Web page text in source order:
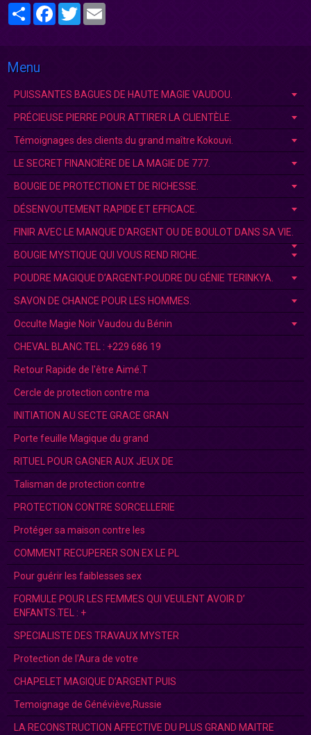
PartagerFacebook
Twitter
Menu
PUISSANTES BAGUES DE HAUTE MAGIE VAUDOU.
PRÉCIEUSE PIERRE POUR ATTIRER LA CLIENTÈLE.
Témoignages des clients du grand maître Kokouvi.
LE SECRET FINANCIÈRE DE LA MAGIE DE 777.
BOUGIE DE PROTECTION ET DE RICHESSE.
DÉSENVOUTEMENT RAPIDE ET EFFICACE.
FINIR AVEC LE MANQUE D'ARGENT OU DE BOULOT DANS SA VIE.
BOUGIE MYSTIQUE QUI VOUS REND RICHE.
POUDRE MAGIQUE D’ARGENT-POUDRE DU GÉNIE TERINKYA.
SAVON DE CHANCE POUR LES HOMMES.
Occulte Magie Noir Vaudou du Bénin
CHEVAL BLANC.TEL : +229 686 19
Retour Rapide de l'être Aimé.T
Cercle de protection contre ma
INITIATION AU SECTE GRACE GRAN
Porte feuille Magique du grand
RITUEL POUR GAGNER AUX JEUX DE
Talisman de protection contre
PROTECTION CONTRE SORCELLERIE
Protéger sa maison contre les
COMMENT RECUPERER SON EX LE PL
Pour guérir les faiblesses sex
FORMULE POUR LES FEMMES QUI VEULENT AVOIR D’
ENFANTS.TEL : +
SPECIALISTE DES TRAVAUX MYSTER
Protection de l'Aura de votre
CHAPELET MAGIQUE D’ARGENT PUIS
Temoignage de Généviève,Russie
LA RECONSTRUCTION AFFECTIVE DU PLUS GRAND MAITRE